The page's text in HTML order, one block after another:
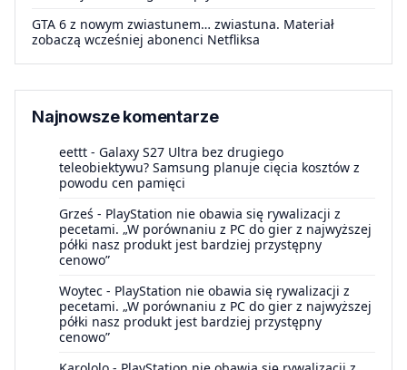
GTA 6 z nowym zwiastunem… zwiastuna. Materiał
zobaczą wcześniej abonenci Netfliksa
Najnowsze komentarze
eettt - Galaxy S27 Ultra bez drugiego
teleobiektywu? Samsung planuje cięcia kosztów z
powodu cen pamięci
Grześ - PlayStation nie obawia się rywalizacji z
pecetami. „W porównaniu z PC do gier z najwyższej
półki nasz produkt jest bardziej przystępny
cenowo”
Woytec - PlayStation nie obawia się rywalizacji z
pecetami. „W porównaniu z PC do gier z najwyższej
półki nasz produkt jest bardziej przystępny
cenowo”